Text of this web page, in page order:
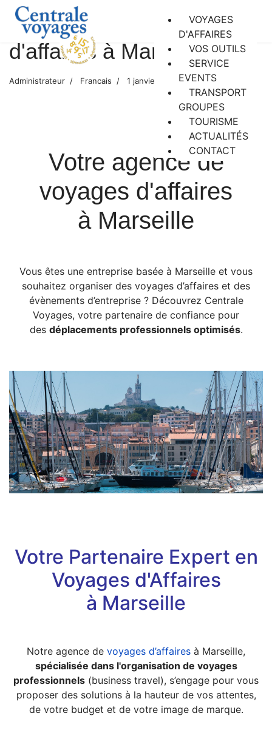
VOYAGES
D'AFFAIRES
VOS OUTILS
SERVICE
EVENTS
TRANSPORT
GROUPES
TOURISME
ACTUALITÉS
CONTACT
Votre agence de voyages
d'affaires à Marseille
Administrateur Francais 1 janvier 2024
Votre agence de
voyages d'affaires
à Marseille
Vous êtes une entreprise basée à Marseille et vous
souhaitez organiser des voyages d’affaires et des
évènements d’entreprise ? Découvrez Centrale
Voyages, votre partenaire de confiance pour
des déplacements professionnels optimisés.
Votre Partenaire Expert en
Voyages d'Affaires
à Marseille
Notre agence de voyages d’affaires à Marseille,
spécialisée dans l'organisation de voyages
professionnels (business travel), s’engage pour vous
proposer des solutions à la hauteur de vos attentes,
de votre budget et de votre image de marque.